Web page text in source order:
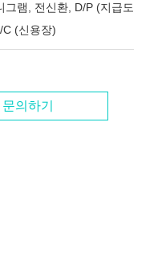
그램, 전신환, D/P (지급도
(신용장)
문의하기